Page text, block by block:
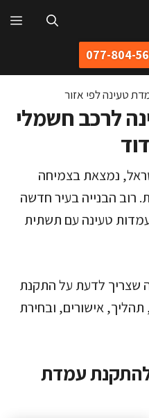
טעינה לפי אזור
לרכב חשמלי
נמצאת בצמיחה
רוב הבנייה בעיר חדשה
טעינה עם תשתית
שצריך לדעת על התקנת
אישורים, ובחירת
עמדת